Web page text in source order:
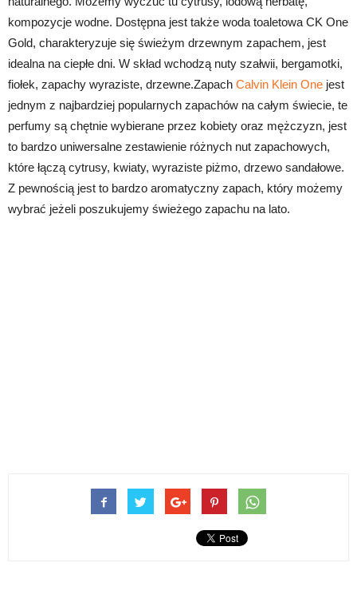
kompozycje wodne. Dostępna jest także woda toaletowa CK One
Gold, charakteryzuje się świeżym drzewnym zapachem, jest
idealna na ciepłe dni. W skład wchodzą nuty szałwii, bergamotki,
fiołek, zapachy wyraziste, drzewne.Zapach Calvin Klein One jest
jednym z najbardziej popularnych zapachów na całym świecie, te
perfumy są chętnie wybierane przez kobiety oraz mężczyzn, jest
to bardzo uniwersalne zestawienie różnych nut zapachowych,
które łączą cytrusy, kwiaty, wyraziste piżmo, drzewo sandałowe.
Z pewnością jest to bardzo aromatyczny zapach, który możemy
wybrać jeżeli poszukujemy świeżego zapachu na lato.